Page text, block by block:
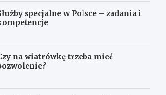
specjalne w Polsce – zadania i
na wiatrówkę trzeba mieć